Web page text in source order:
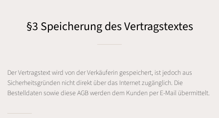
§3 Speicherung des Vertragstextes
Der Vertragstext wird von der Verkäuferin gespeichert, ist jedoch aus
Sicherheitsgründen nicht direkt über das Internet zugänglich. Die
Bestelldaten sowie diese AGB werden dem Kunden per E-Mail übermittelt.